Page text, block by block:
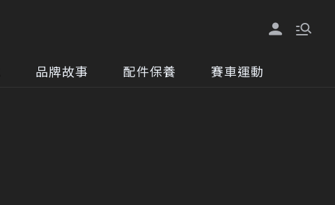
品牌故事 配件保養 賽車運動